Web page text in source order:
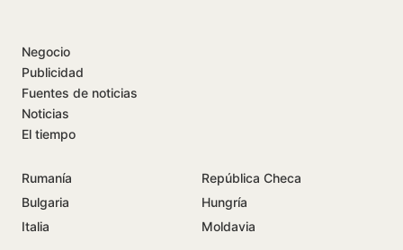
Negocio
Publicidad
Fuentes de noticias
Noticias
El tiempo
Rumanía
República Checa
Bulgaria
Hungría
Italia
Moldavia